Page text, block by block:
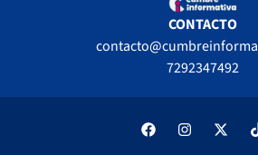
CONTACTO
7292347492